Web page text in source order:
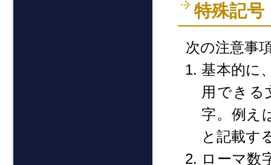
特殊記号
次の注意事
基本的に
用できる
字。例え
と記載す
ローマ数